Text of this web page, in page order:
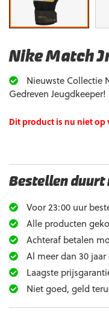
Nike Match
Nieuwste Collectie
Gedreven Jeugdkeeper!
Dit product is nu niet op
Bestellen duurt
Voor 23:00 uur
Alle producten
Achteraf betalen
Al meer dan 30
Laagste
Niet goed, geld